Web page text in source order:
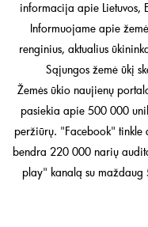
informacija apie Lietuvos,
Informuojame apie
renginius, aktualius
Sąjungos žemė ūkį
Žemės ūkio naujienų
pasiekia apie 500 000
peržiūrų. "Facebook"
bendra 220 000 narių
play" kanalą su